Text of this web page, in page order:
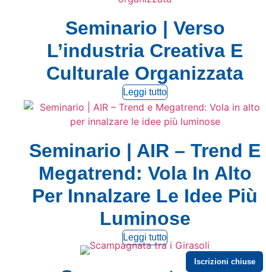
Seminario | Verso
L’industria Creativa E
Culturale Organizzata
Leggi tutto
Seminario | AIR – Trend E
Megatrend: Vola In Alto
Per Innalzare Le Idee Più
Luminose
Leggi tutto
Iscrizioni chiuse